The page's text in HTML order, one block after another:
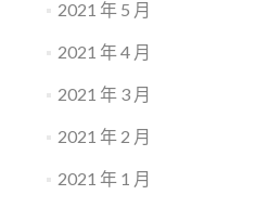
2021 年 5 月
2021 年 4 月
2021 年 3 月
2021 年 2 月
2021 年 1 月